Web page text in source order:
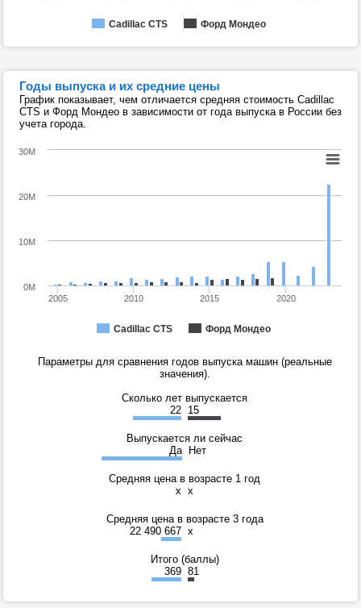
Cadillac CTS Форд Мондео
Годы выпуска и их средние цены
График показывает, чем отличается средняя стоимость Cadillac
CTS и Форд Мондео в зависимости от года выпуска в России без
учета города.
Cadillac CTS Форд Мондео
2005 2010 2015 2020
0M
10M
20M
30M
Параметры для сравнения годов выпуска машин (реальные
значения).
Сколько лет выпускается
22 15
Выпускается ли сейчас
Да
Нет
Средняя цена в возрасте 1 год
x x
Средняя цена в возрасте 3 года
22 490 667 x
Итого (баллы)
369 81